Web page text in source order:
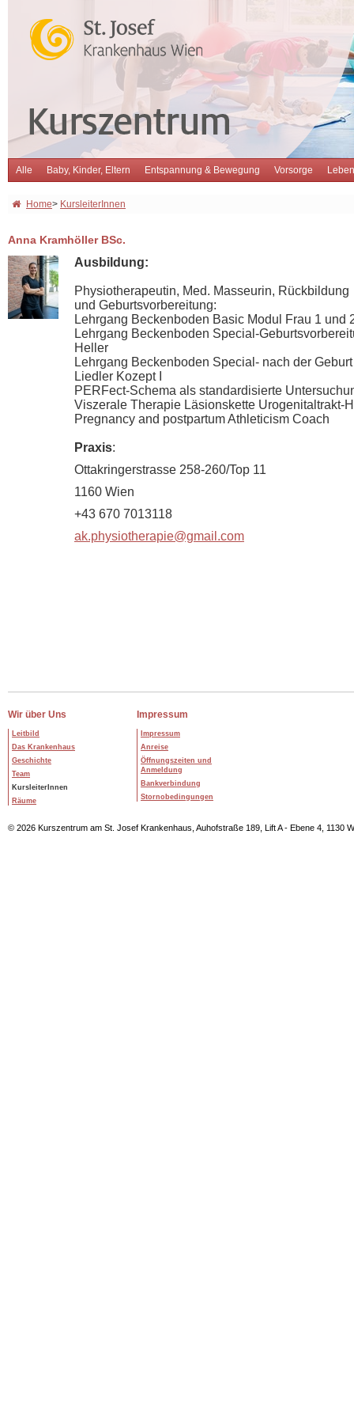
Alle Baby, Kinder, Eltern Entspannung & Bewegung Vorsorge
Home> KursleiterInnen
Anna Kramhöller BSc.
Ausbildung:
Physiotherapeutin, Med. Masseurin, Rückbildung
und Geburtsvorbereitung:
Lehrgang Beckenboden Basic Modul Frau 1 und
Lehrgang Beckenboden Special-
Heller
Lehrgang Beckenboden Special- nach der Geburt
Liedler Kozept I
PERFect-Schema als standardisierte
Viszerale Therapie Läsionskette Urogenitaltrakt-
Pregnancy and postpartum Athleticism Coach
Praxis:
Ottakringerstrasse 258-260/Top 11
1160 Wien
+43 670 7013118
ak.physiotherapie@gmail.com
Wir über Uns
Leitbild
Das Krankenhaus
Geschichte
Team
KursleiterInnen
Räume
Impressum
Impressum
Anreise
Öffnungszeiten und
Anmeldung
Bankverbindung
Stornobedingungen
© 2026 Kurszentrum am St. Josef Krankenhaus, Auhofstraße 189, Lift A - Ebene 4, 1130